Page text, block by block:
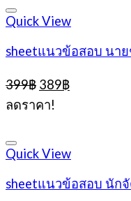
Quick View
sheetแนวข้อสอบ นา
399฿ Original
price
was:
389฿Current
ลดราคา!
Quick View
sheetแนวข้อสอบ นัก